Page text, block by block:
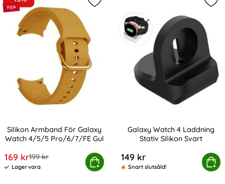
Silikon Armband För Galaxy
Watch 4/5/5 Pro/6/7/FE Gul
rea pris
169 krtidigare pris
199 kr
Tillgänglighet:
Lagervara
Köp
Armband För Galaxy Watch 4/5/5 Pro/6/7/FE Gul
Markera silikon Armband För
Galaxy Watch 4 Laddning
Stativ Silikon Svart
149 kr
Snart slutsåld!
Köp
Galaxy Watch 4